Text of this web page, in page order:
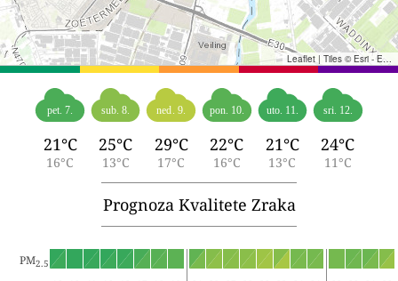
Leaflet | Tiles © Esri - Esri, DeLorme, NAVTEQ, TomTom, Intermap, iPC, USGS, FAO, NPS, NRCAN, GeoBase, Kadaster NL, Ordnance Survey, Esri Japan, METI, Esri China (Hong Kong), and the GIS User Community
pet. 7.
21°C
16°C
sub. 8.
25°C
13°C
ned. 9.
29°C
17°C
pon. 10.
22°C
16°C
uto. 11.
21°C
13°C
sri. 12.
24°C
11°C
Prognoza Kvalitete Zraka
PM2.5